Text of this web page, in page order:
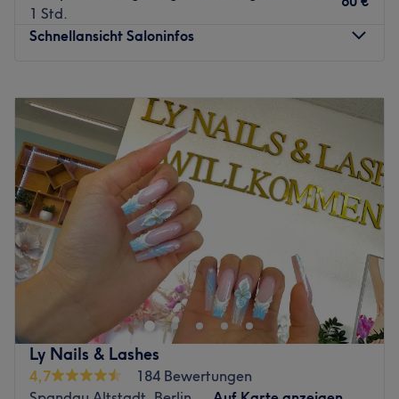
Zurück zur Salonansicht
1 Std.
Schnellansicht Saloninfos
Dienstag
10:00–19:00
Mittwoch
10:00
Donnerstag
10:00– 19:00
Freitag
10:00
19:00
Samstag
10:00–19:00
Sonntag
Geschlossen
Möchtest du auch schöne und gepflegte Nägel haben?
Dann solltest du dem Nagelstudio New York Nails -
Streitstraße im Edeka Center in Spandau einen Besuch
abstatten. Überzeuge dich am besten selbst und buche
dir deinen Wunschtermin super bequem online über
Treatwell!
Ly Nails & Lashes
4,7
184 Bewertungen